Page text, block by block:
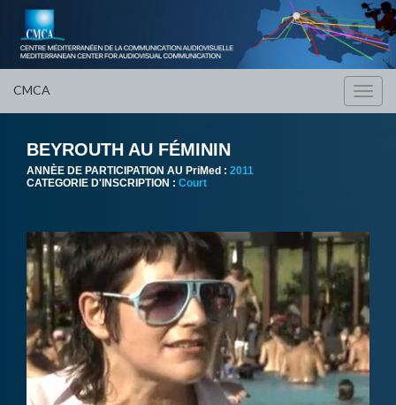
CMCA
BEYROUTH AU FÉMININ
ANNÈE DE PARTICIPATION AU PriMed : 2011
CATEGORIE D'INSCRIPTION : Court